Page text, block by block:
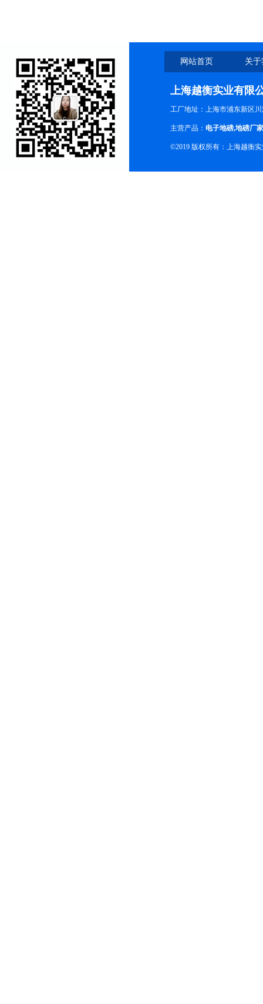
网站首页 关
上海越衡实业有限
工厂地址：上海市浦东新区川
主营产品： 电子地磅,地磅厂家
©2019 版权所有：上海越衡